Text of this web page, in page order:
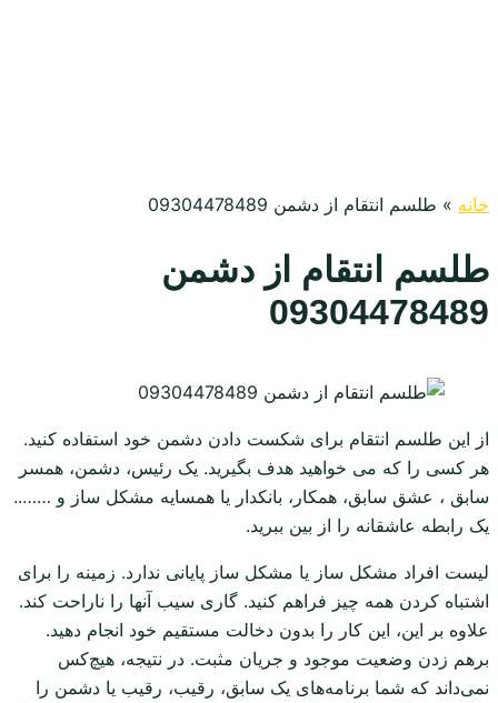
خانه » طلسم انتقام از دشمن 09304478489
طلسم انتقام از دشمن
09304478489
از این طلسم انتقام برای شکست دادن دشمن خود استفاده کنید.
هر کسی را که می خواهید هدف بگیرید. یک رئیس، دشمن، همسر
سابق ، عشق سابق، همکار، بانکدار یا همسایه مشکل ساز و ……..
یک رابطه عاشقانه را از بین ببرید.
لیست افراد مشکل ساز یا مشکل ساز پایانی ندارد. زمینه را برای
اشتباه کردن همه چیز فراهم کنید. گاری سیب آنها را ناراحت کند.
علاوه بر این، این کار را بدون دخالت مستقیم خود انجام دهید.
برهم زدن وضعیت موجود و جریان مثبت. در نتیجه، هیچ‌کس
نمی‌داند که شما برنامه‌های یک سابق، رقیب، رقیب یا دشمن را